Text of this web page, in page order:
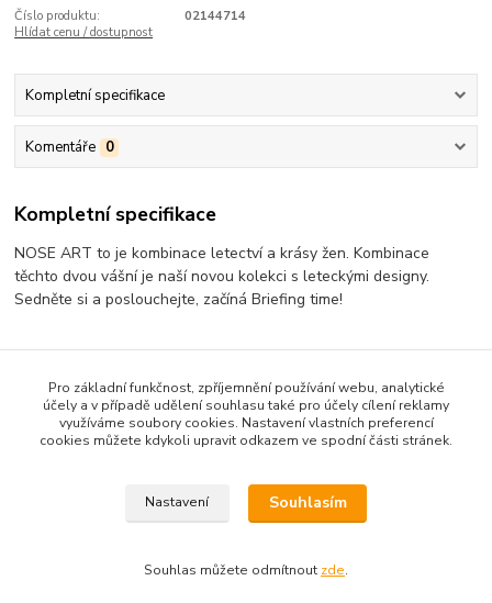
Číslo produktu:
02144714
Hlídat cenu / dostupnost
Kompletní specifikace
Komentáře 0
Kompletní specifikace
NOSE ART to je kombinace letectví a krásy žen. Kombinace
těchto dvou vášní je naší novou kolekci s leteckými designy.
Sedněte si a poslouchejte, začíná Briefing time!
Zboží zařazeno v kategoriích
Antonio
Pro základní funkčnost, zpříjemnění používání webu, analytické
účely a v případě udělení souhlasu také pro účely cílení reklamy
využíváme soubory cookies. Nastavení vlastních preferencí
cookies můžete kdykoli upravit odkazem ve spodní části stránek.
Nastavení Souhlasím
Souhlas můžete odmítnout zde.